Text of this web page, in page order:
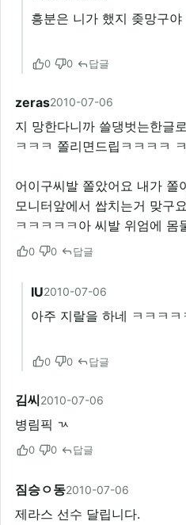
흥분은 니가 했지 좆망구야
0 0 답글
zeras2010-07-06
지 망한다니까 쓸댕벗는한글
ㅋㅋㅋ 쫄리면드립ㅋㅋㅋㅋ
어이구씨발 쫄았어요 내가 쫄
모니터앞에서 쌉치는거 맞구
ㅋㅋㅋㅋㅋ아 씨발 위엄에 몸
0 0 답글
IU2010-07-06
아주 지랄을 하네 ㅋㅋㅋㅋ
0 0 답글
김씨2010-07-06
병림픽 ㄳ
0 0 답글
짐승ㅇ동2010-07-06
제라스 선수 달립니다.